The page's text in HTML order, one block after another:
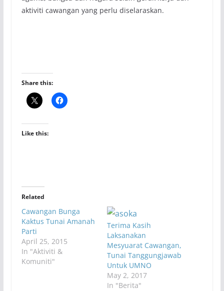
aktiviti cawangan yang perlu diselaraskan.
Share this:
Like this:
Related
Cawangan Bunga
Kaktus Tunai Amanah
Parti
April 25, 2015
In "Aktiviti &
Komuniti"
Terima Kasih
Laksanakan
Mesyuarat Cawangan,
Tunai Tanggungjawab
Untuk UMNO
May 2, 2017
In "Berita"